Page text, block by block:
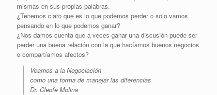
mismas en sus propias palabras.
¿Tenemos claro que es lo que podemos perder o solo vamos
pensando en lo que podemos ganar?
¿Nos damos cuenta que a veces ganar una discusión puede ser
perder una buena relación con la que hacíamos buenos negocios
o compartíamos afectos?
Veamos a la Negociación
como una forma de manejar las diferencias
Dr. Cleofe Molina